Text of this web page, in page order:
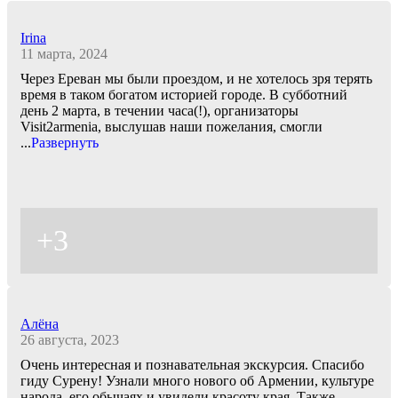
Irina
11 марта, 2024
Через Ереван мы были проездом, и не хотелось зря терять
время в таком богатом историей городе. В субботний
день 2 марта, в течении часа(!), организаторы
Visit2armenia, выслушав наши пожелания, смогли
...Развернуть
+3
Алёна
26 августа, 2023
Очень интересная и познавательная экскурсия. Спасибо
гиду Сурену! Узнали много нового об Армении, культуре